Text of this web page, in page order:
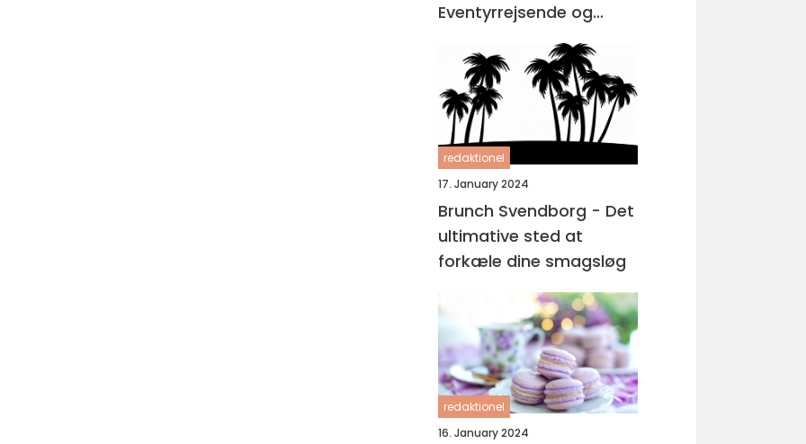
Eventyrrejsende og
redaktionel
17. January 2024
Brunch Svendborg - Det
ultimative sted at
forkæle dine smagsløg
redaktionel
16. January 2024